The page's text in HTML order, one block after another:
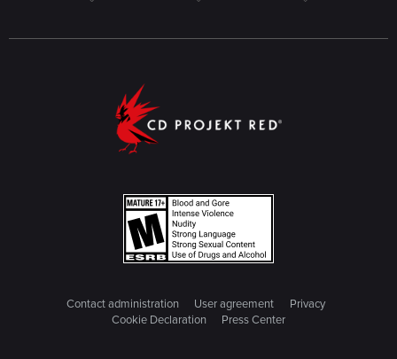
Contact administration User agreement
Privacy
Cookie Declaration
Press Center